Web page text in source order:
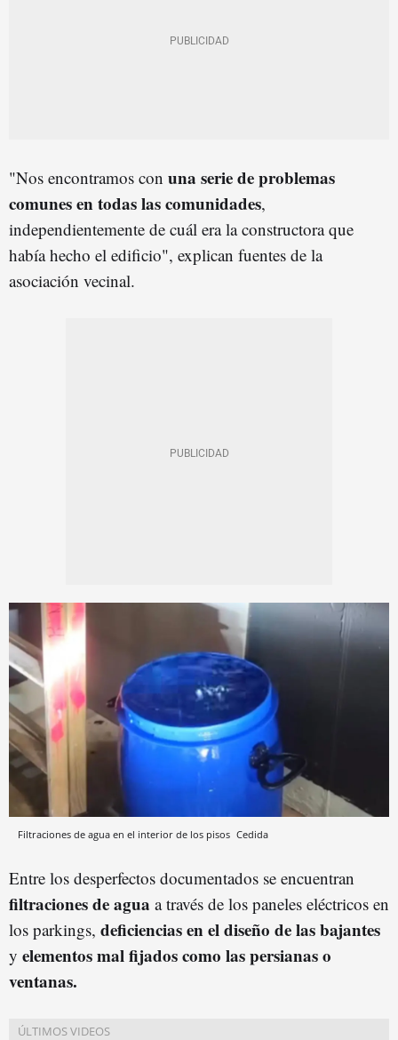
"Nos encontramos con una serie de problemas
comunes en todas las comunidades,
independientemente de cuál era la constructora que
había hecho el edificio", explican fuentes de la
asociación vecinal.
Filtraciones de agua en el interior de los pisos Cedida
Entre los desperfectos documentados se encuentran
filtraciones de agua a través de los paneles eléctricos en
los parkings, deficiencias en el diseño de las bajantes
y elementos mal fijados como las persianas o
ventanas.